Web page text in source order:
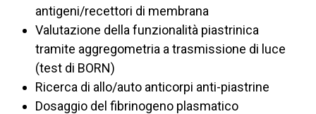
antigeni/recettori di membrana
Valutazione della funzionalità piastrinica
tramite aggregometria a trasmissione di luce
(test di BORN)
Ricerca di allo/auto anticorpi anti-piastrine
Dosaggio del fibrinogeno plasmatico